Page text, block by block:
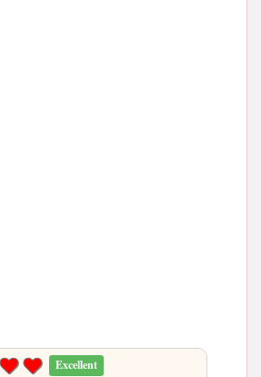
Excellent